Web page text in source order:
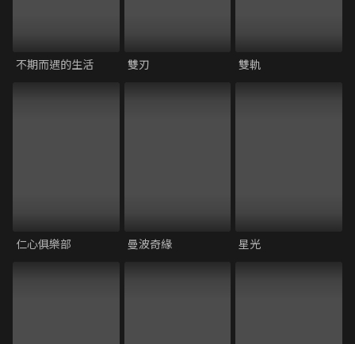
不期而遇的生活 雙刃 雙軌
仁心俱樂部 曼波奇緣 星光